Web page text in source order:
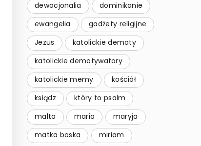
dewocjonalia
dominikanie
ewangelia
gadżety religijne
Jezus
katolickie demoty
katolickie demotywatory
katolickie memy
kościół
ksiądz
który to psalm
malta
maria
maryja
matka boska
miriam